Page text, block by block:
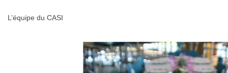
L’équipe du CASI